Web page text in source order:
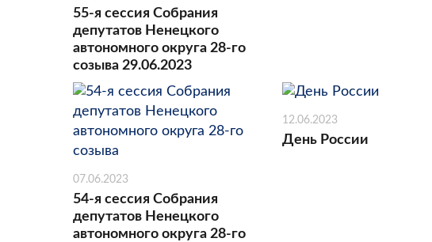
55-я сессия Собрания
депутатов Ненецкого
автономного округа 28-го
созыва 29.06.2023
07.06.2023
54-я сессия Собрания
депутатов Ненецкого
автономного округа 28-го
12.06.2023
День России